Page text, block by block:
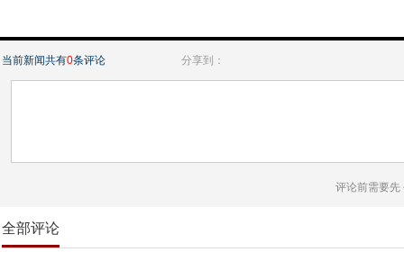
当前新闻共有0条评论 分享到：
评论前需要先
全部评论